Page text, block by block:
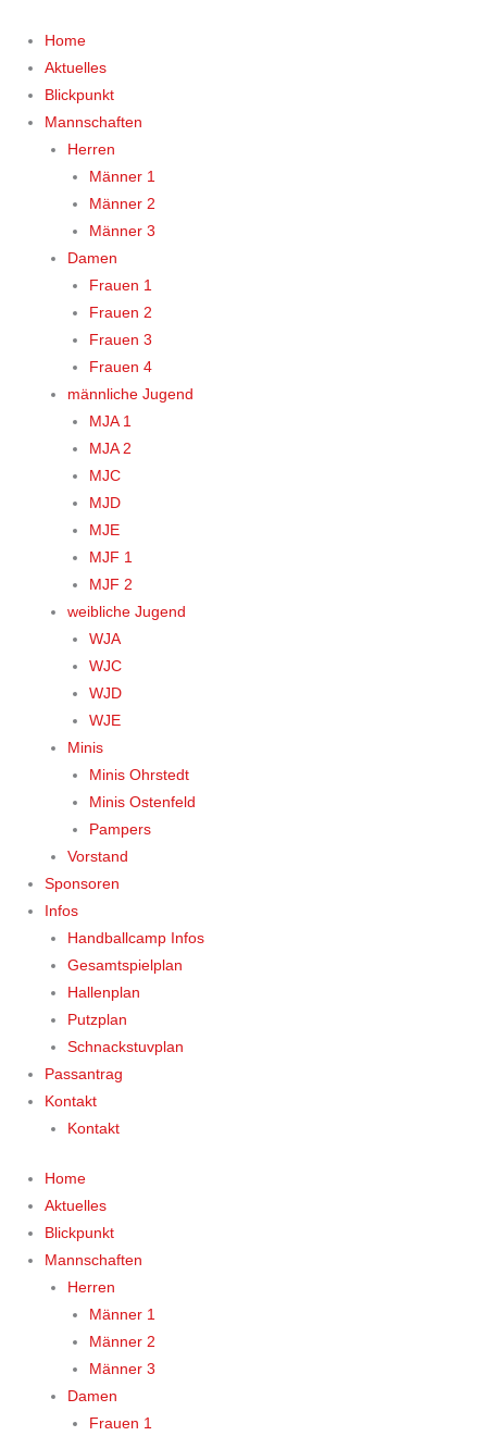
Inhalt
springen
Home
Aktuelles
Blickpunkt
Mannschaften
Herren
Männer 1
Männer 2
Männer 3
Damen
Frauen 1
Frauen 2
Frauen 3
Frauen 4
männliche Jugend
MJA 1
MJA 2
MJC
MJD
MJE
MJF 1
MJF 2
weibliche Jugend
WJA
WJC
WJD
WJE
Minis
Minis Ohrstedt
Minis Ostenfeld
Pampers
Vorstand
Sponsoren
Infos
Handballcamp Infos
Gesamtspielplan
Hallenplan
Putzplan
Schnackstuvplan
Passantrag
Kontakt
Kontakt
Home
Aktuelles
Blickpunkt
Mannschaften
Herren
Männer 1
Männer 2
Männer 3
Damen
Frauen 1